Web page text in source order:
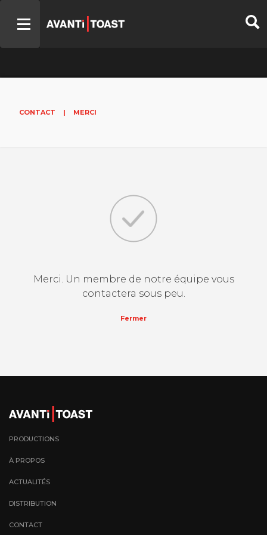
CONTACT | MERCI
Merci. Un membre de notre équipe vous
contactera sous peu.
Fermer
PRODUCTIONS
À PROPOS
ACTUALITÉS
DISTRIBUTION
CONTACT